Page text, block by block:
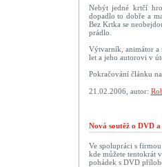
Nebýt jedné krtčí
dopadlo to dobře a
Bez Krtka se
prádlo.
Výtvarník, animátor a
let a jeho autorovi v
Pokračování článku
21.02.2006, autor:
Nová soutěž o DVD
Ve spolupráci s
kde můžete tentokrát
pohádek s DVD